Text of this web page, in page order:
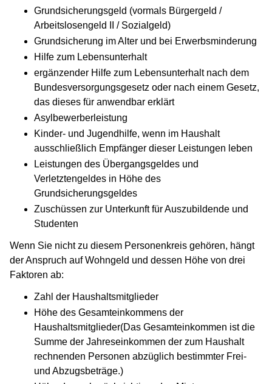
Grundsicherungsgeld (vormals Bürgergeld /
Arbeitslosengeld II / Sozialgeld)
Grundsicherung im Alter und bei Erwerbsminderung
Hilfe zum Lebensunterhalt
ergänzender Hilfe zum Lebensunterhalt nach dem
Bundesversorgungsgesetz oder nach einem Gesetz,
das dieses für anwendbar erklärt
Asylbewerberleistung
Kinder- und Jugendhilfe, wenn im Haushalt
ausschließlich Empfänger dieser Leistungen leben
Leistungen des Übergangsgeldes und
Verletztengeldes in Höhe des
Grundsicherungsgeldes
Zuschüssen zur Unterkunft für Auszubildende und
Studenten
Wenn Sie nicht zu diesem Personenkreis gehören, hängt
der Anspruch auf Wohngeld und dessen Höhe von drei
Faktoren ab:
Zahl der Haushaltsmitglieder
Höhe des Gesamteinkommens der
Haushaltsmitglieder(Das Gesamteinkommen ist die
Summe der Jahreseinkommen der zum Haushalt
rechnenden Personen abzüglich bestimmter Frei-
und Abzugsbeträge.)